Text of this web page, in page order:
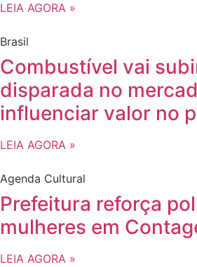
LEIA AGORA »
Brasil
Combustível vai
disparada no
influenciar valor no
LEIA AGORA »
Agenda Cultural
Prefeitura reforça
mulheres em
LEIA AGORA »